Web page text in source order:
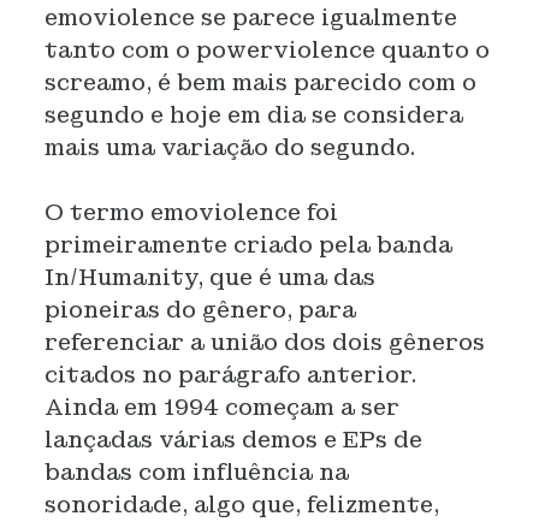
emoviolence se parece igualmente
tanto com o powerviolence quanto o
screamo, é bem mais parecido com o
segundo e hoje em dia se considera
mais uma variação do segundo.
O termo emoviolence foi
primeiramente criado pela banda
In/Humanity, que é uma das
pioneiras do gênero, para
referenciar a união dos dois gêneros
citados no parágrafo anterior.
Ainda em 1994 começam a ser
lançadas várias demos e EPs de
bandas com influência na
sonoridade, algo que, felizmente,